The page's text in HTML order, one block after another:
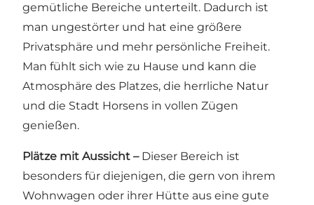
gemütliche Bereiche unterteilt. Dadurch ist
man ungestörter und hat eine größere
Privatsphäre und mehr persönliche Freiheit.
Man fühlt sich wie zu Hause und kann die
Atmosphäre des Platzes, die herrliche Natur
und die Stadt Horsens in vollen Zügen
genießen.
Plätze mit Aussicht – Dieser Bereich ist
besonders für diejenigen, die gern von ihrem
Wohnwagen oder ihrer Hütte aus eine gute